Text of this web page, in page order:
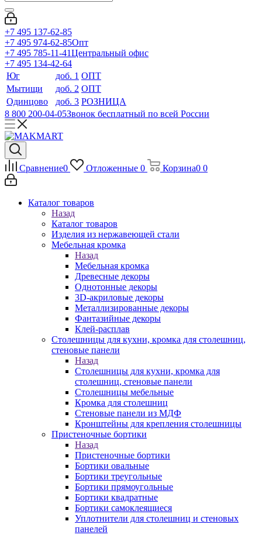
+7 495 137-62-85
+7 495 974-62-85Опт
+7 495 785-11-41Центральный офис
+7 495 134-42-64
Юг
доб. 1 ОПТ
Мытищи
доб. 2 ОПТ
Одинцово
доб. 3 РОЗНИЦА
8 800 200-04-05Звонок бесплатный по всей России
Сравнение0 Отложенные 0 Корзина0 0
Каталог товаров
Назад
Каталог товаров
Изделия из нержавеющей стали
Мебельная кромка
Назад
Мебельная кромка
Древесные декоры
Однотонные декоры
3D-акриловые декоры
Металлизированные декоры
Фантазийные декоры
Клей-расплав
Столешницы для кухни, кромка для столешниц,
стеновые панели
Назад
Столешницы для кухни, кромка для
столешниц, стеновые панели
Столешницы мебельные
Кромка для столешниц
Стеновые панели из МДФ
Кронштейны для крепления столешницы
Пристеночные бортики
Назад
Пристеночные бортики
Бортики овальные
Бортики треугольные
Бортики прямоугольные
Бортики квадратные
Бортики самоклеящиеся
Уплотнители для столешниц и стеновых
панелей